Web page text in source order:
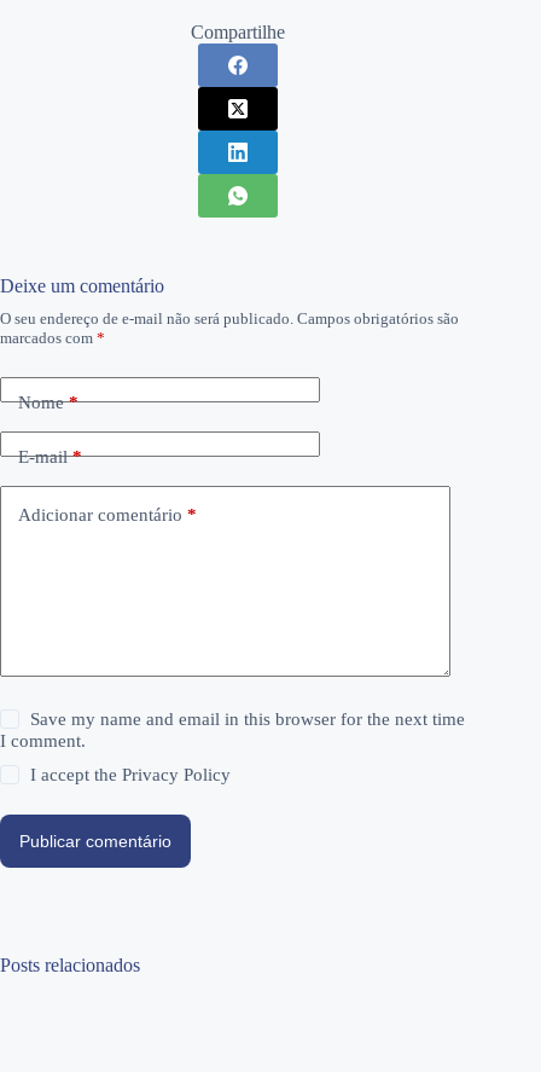
Compartilhe
Deixe um comentário
O seu endereço de e-mail não será publicado. Campos obrigatórios são
marcados com *
Nome*
E-mail*
Adicionar comentário *
Save my name and email in this browser for the next time
I comment.
I accept thePrivacy Policy
Publicar comentário
Posts relacionados